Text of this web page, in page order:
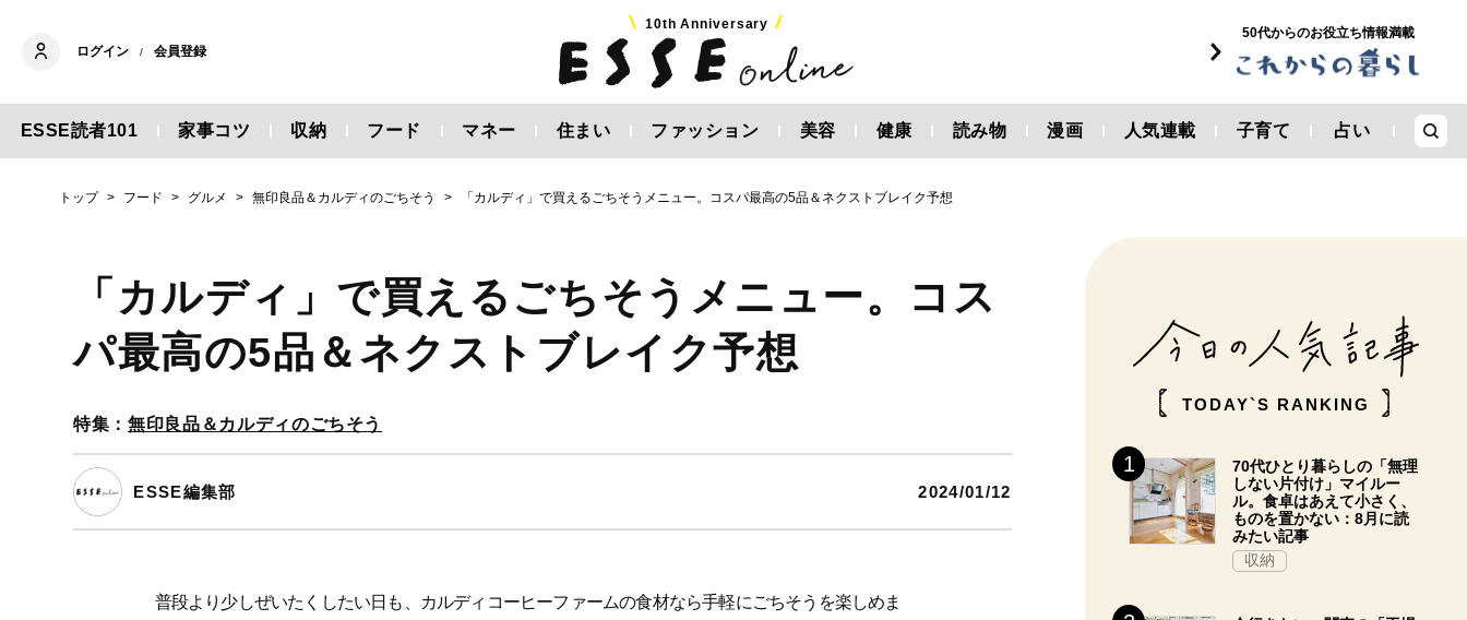
ログイン / 会員登録
10th Anniversary
50代からのお役立ち情報満載
ESSE読者101 家事コツ 収納 フード マネー 住まい ファッション 美容 健康 読み物 漫画 人気連載 子育て 占い
トップ フード グルメ 無印良品＆カルディのごちそう 「カルディ」で買えるごちそうメニュー。コスパ最高の5品＆ネクストブレイク予想
「カルディ」で買えるごちそうメニュー。コス
パ最高の5品＆ネクストブレイク予想
特集：無印良品＆カルディのごちそう
ESSE編集部 2024/01/12
普段より少しぜいたくしたい日も、カルディコーヒーファームの食材なら手軽にごちそうを楽しめま
TODAY`S RANKING
70代ひとり暮らしの「無理
しない片付け」マイルー
ル。食卓はあえて小さく、
ものを置かない：8月に読
みたい記事
収納